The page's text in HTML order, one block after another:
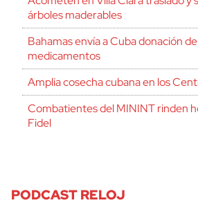
árboles maderables
Bahamas envía a Cuba donación de
medicamentos
Amplia cosecha cubana en los
Combatientes del MININT rinden
Fidel
PODCAST RELOJ